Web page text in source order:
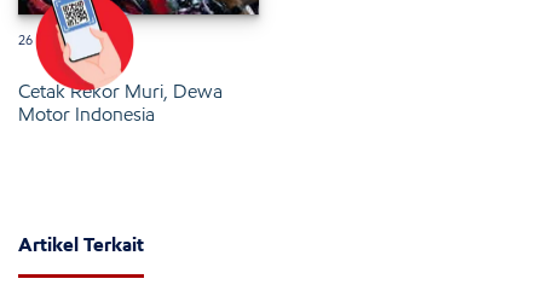
26 Januari 2025
Cetak Rekor Muri, Dewa
Motor Indonesia
Artikel Terkait